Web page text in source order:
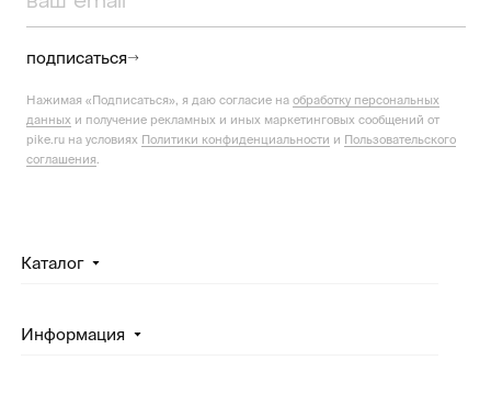
подписаться
Нажимая «Подписаться», я даю согласие на обработку персональных
данных и получение рекламных и иных маркетинговых сообщений от
pike.ru на условиях Политики конфиденциальности и Пользовательского
соглашения
Каталог
Информация